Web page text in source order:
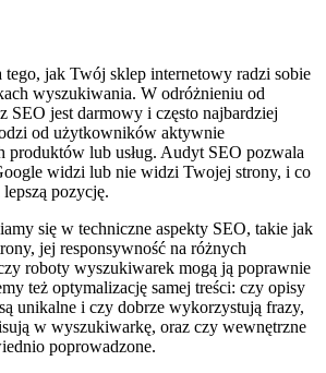
tego, jak Twój sklep internetowy radzi sobie
wyszukiwania. W odróżnieniu od
SEO jest darmowy i często najbardziej
od użytkowników aktywnie
produktów lub usług. Audyt SEO pozwala
widzi lub nie widzi Twojej strony, i co
pozycję.
się w techniczne aspekty SEO, takie jak
jej responsywność na różnych
roboty wyszukiwarek mogą ją poprawnie
też optymalizację samej treści: czy opisy
unikalne i czy dobrze wykorzystują frazy,
w wyszukiwarkę, oraz czy wewnętrzne
poprowadzone.